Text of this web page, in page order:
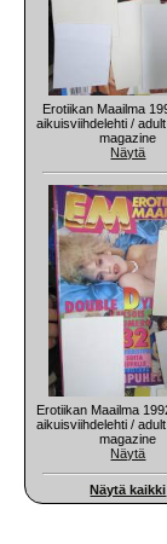
Erotiikan Maailma
aikuisviihdelehti /
magazine
Näytä
Erotiikan Maailma
aikuisviihdelehti /
magazine
Näytä
Näytä kaikki